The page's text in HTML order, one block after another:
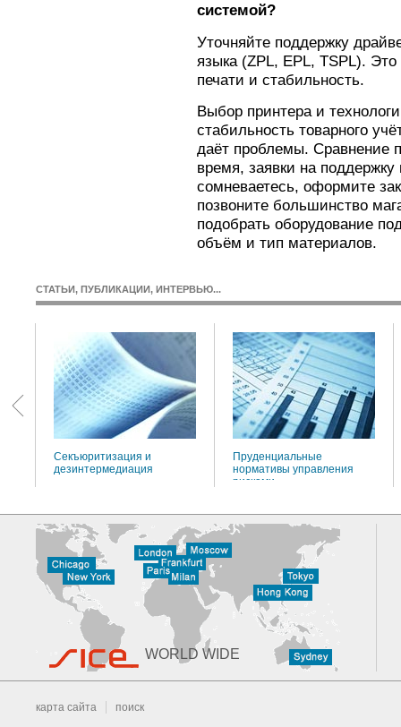
системой?
Уточняйте поддержку
языка (ZPL, EPL, TSPL).
печати и стабильность.
Выбор принтера и
стабильность товарного
даёт проблемы. Сравнение
время, заявки на
сомневаетесь, оформите
позвоните большинство
подобрать оборудование
объём и тип материалов.
СТАТЬИ, ПУБЛИКАЦИИ, ИНТЕРВЬЮ...
Секъюритизация и
дезинтермедиация
Пруденциальные
нормативы управления
рисками
WORLD WIDE
карта сайта поиск